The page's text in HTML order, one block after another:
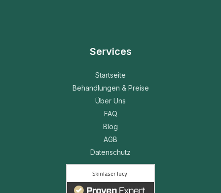
Services
Startseite
Behandlungen & Preise
Über Uns
FAQ
Blog
AGB
Datenschutz